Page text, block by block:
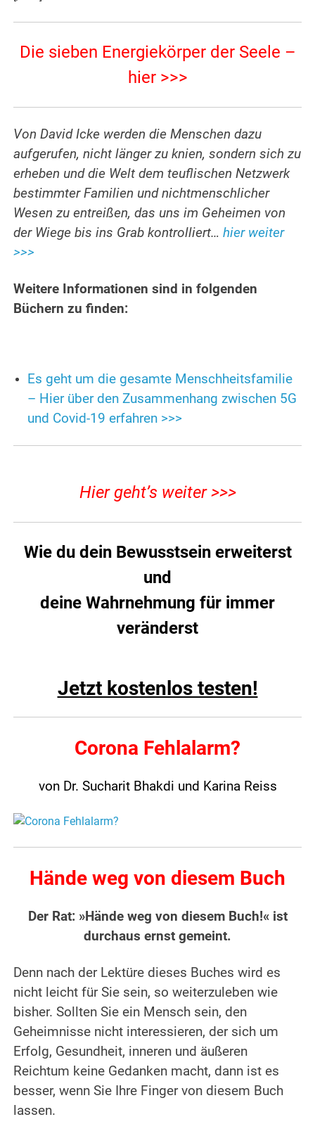
Die sieben Energiekörper der Seele –
hier >>>
Von David Icke werden die Menschen dazu
aufgerufen, nicht länger zu knien, sondern sich zu
erheben und die Welt dem teuflischen Netzwerk
bestimmter Familien und nichtmenschlicher
Wesen zu entreißen, das uns im Geheimen von
der Wiege bis ins Grab kontrolliert…hier weiter
>>>
Weitere Informationen sind in folgenden
Büchern zu finden:
Es geht um die gesamte Menschheitsfamilie
– Hier über den Zusammenhang zwischen 5G
und Covid-19 erfahren >>>
Hier geht’s weiter >>>
Wie du dein Bewusstsein erweiterst
und
deine Wahrnehmung für immer
veränderst
Jetzt kostenlos testen!
Corona Fehlalarm?
von Dr. Sucharit Bhakdi und Karina Reiss
Hände weg von diesem Buch
Der Rat: »Hände weg von diesem Buch!« ist
durchaus ernst gemeint.
Denn nach der Lektüre dieses Buches wird es
nicht leicht für Sie sein, so weiterzuleben wie
bisher. Sollten Sie ein Mensch sein, den
Geheimnisse nicht interessieren, der sich um
Erfolg, Gesundheit, inneren und äußeren
Reichtum keine Gedanken macht, dann ist es
besser, wenn Sie Ihre Finger von diesem Buch
lassen.